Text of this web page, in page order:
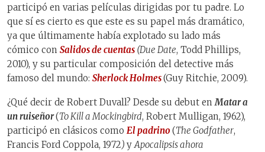
participó en varias películas dirigidas por tu padre. Lo
que sí es cierto es que este es su papel más dramático,
ya que últimamente había explotado su lado más
cómico con Salidos de cuentas (Due Date, Todd Phillips,
2010), y su particular composición del detective más
famoso del mundo: Sherlock Holmes(Guy Ritchie, 2009).
¿Qué decir de Robert Duvall? Desde su debut en Matar a
un ruiseñor(To Kill a Mockingbird, Robert Mulligan, 1962),
participó en clásicos como El padrino(The Godfather,
Francis Ford Coppola, 1972) y Apocalipsis ahora